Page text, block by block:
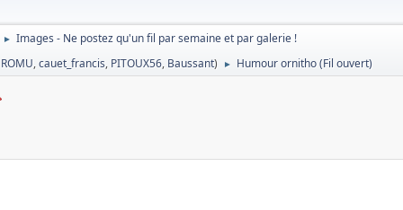
► Images - Ne postez qu'un fil par semaine et par galerie !
ROMU,cauet_francis, PITOUX56, Baussant) ► Humour ornitho (Fil ouvert)